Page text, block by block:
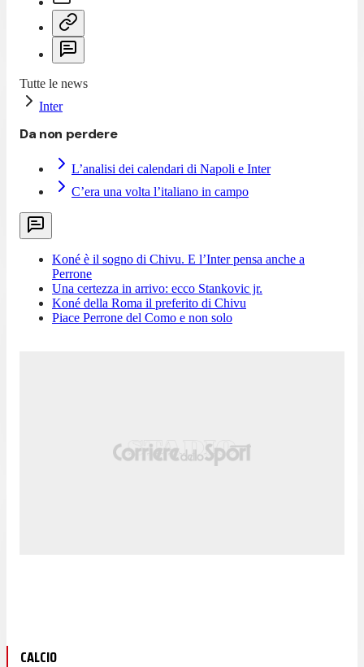
Tutte le news
Inter
Da non perdere
L’analisi dei calendari di Napoli e Inter
C’era una volta l’italiano in campo
Koné è il sogno di Chivu. E l’Inter pensa anche a
Perrone
Una certezza in arrivo: ecco Stankovic jr.
Koné della Roma il preferito di Chivu
Piace Perrone del Como e non solo
CALCIO